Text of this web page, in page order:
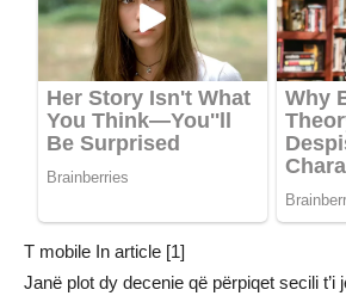
T mobile In article [1]
Janë plot dy decenie që përpiqet secili t’i